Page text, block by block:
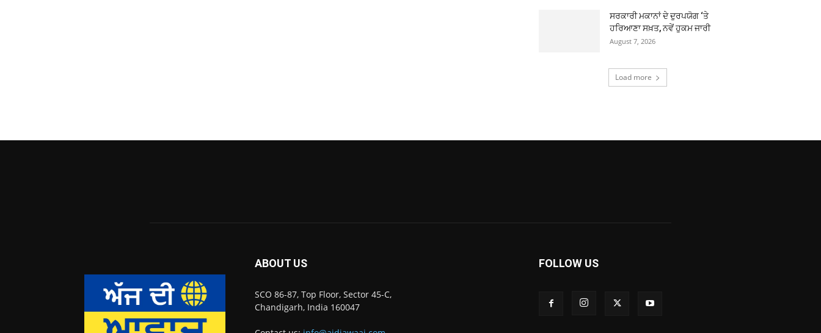
ਸਰਕਾਰੀ ਮਕਾਨਾਂ ਦੇ ਦੁਰਪਯੋਗ ‘ਤੇ
ਹਰਿਆਣਾ ਸਖ਼ਤ, ਨਵੇਂ ਹੁਕਮ ਜਾਰੀ
August 7, 2026
Load more
ABOUT US
SCO 86-87, Top Floor, Sector 45-C,
Chandigarh, India 160047
FOLLOW US